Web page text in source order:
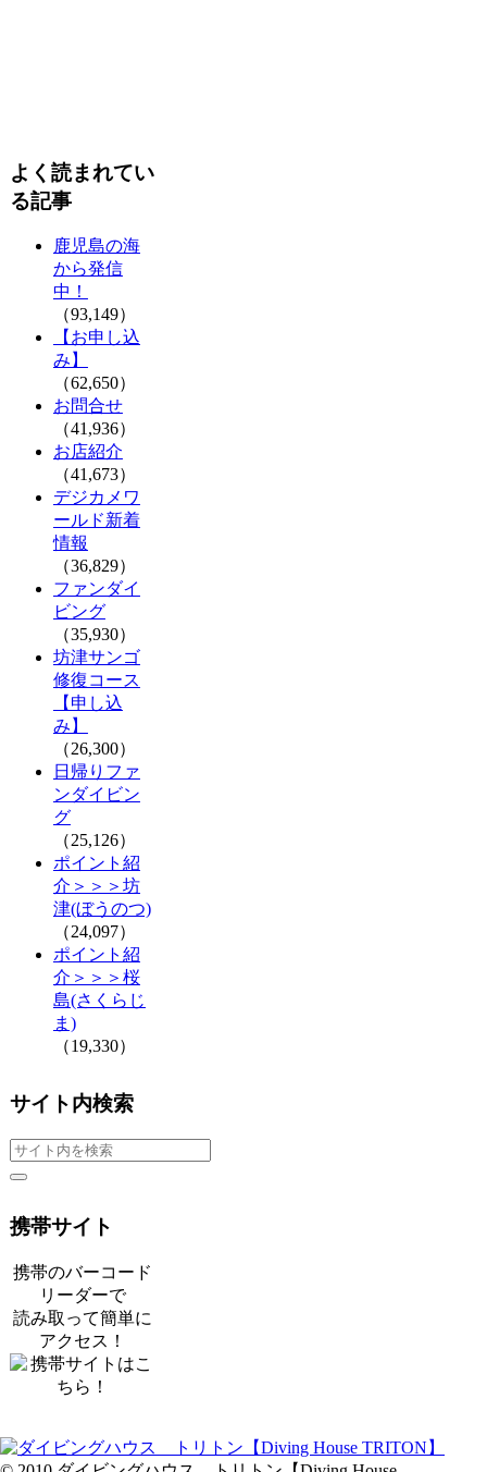
よく読まれてい
る記事
鹿児島の海
から発信
中！
（93,149）
【お申し込
み】
（62,650）
お問合せ
（41,936）
お店紹介
（41,673）
デジカメワ
ールド新着
情報
（36,829）
ファンダイ
ビング
（35,930）
坊津サンゴ
修復コース
【申し込
み】
（26,300）
日帰りファ
ンダイビン
グ
（25,126）
ポイント紹
介＞＞＞坊
津(ぼうのつ)
（24,097）
ポイント紹
介＞＞＞桜
島(さくらじ
ま)
（19,330）
サイト内検索
携帯サイト
携帯のバーコード
リーダーで
読み取って簡単に
アクセス！